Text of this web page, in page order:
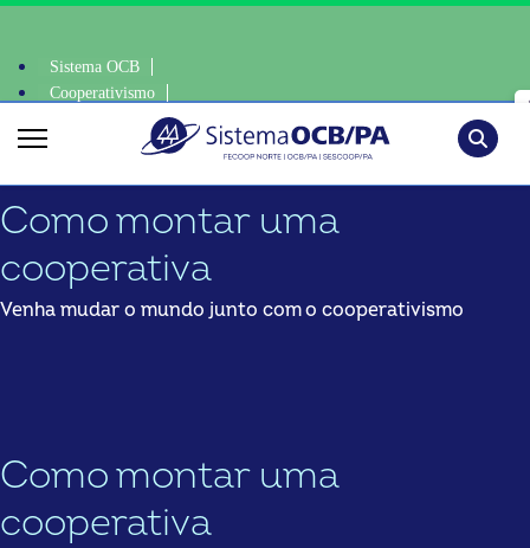
Sistema OCB
Cooperativismo
Como montar uma
cooperativa
Venha mudar o mundo junto com o cooperativismo
Como montar uma
cooperativa